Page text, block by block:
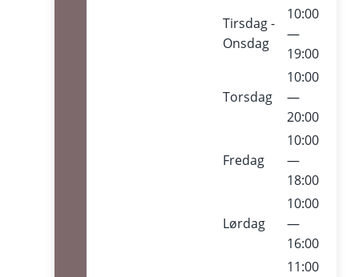
Tirsdag -
Onsdag
10:00
—
19:00
Torsdag
10:00
—
20:00
Fredag
10:00
—
18:00
Lørdag
10:00
—
16:00
11:00